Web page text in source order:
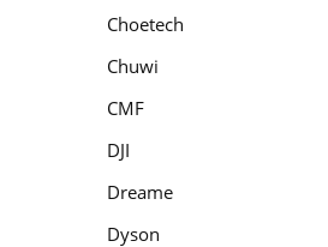
Choetech
Chuwi
CMF
DJI
Dreame
Dyson